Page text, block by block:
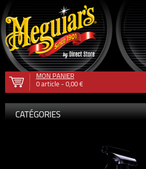
MON PANIER
0article - 0,00 €
CATÉGORIES